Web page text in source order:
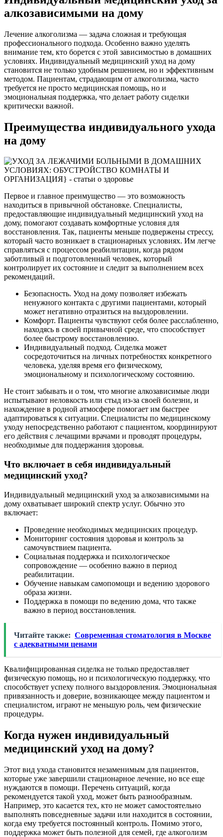
алкозависимыми на дому
Лечение алкоголизма — задача сложная и требующая
профессионального подхода. Особенно важно уделять
внимание тем, кто борется с этой зависимостью в домашних
условиях. Индивидуальный медицинский уход на дому
становится не только удобным решением, но и эффективным
методом. Пациентам, страдающим от алкоголизма, часто
требуется не просто медицинская помощь, но и
эмоциональная поддержка, что делает работу сиделки
критически важной.
Преимущества индивидуального ухода
на дому
Первое и главное преимущество — это возможность
находиться в привычной обстановке. Специалисты,
предоставляющие индивидуальный медицинский уход на
дому, помогают создавать комфортные условия для
восстановления. Так, пациенты меньше подвержены стрессу,
который часто возникает в стационарных условиях. Им легче
справляться с процессом реабилитации, когда рядом
заботливый и подготовленный человек, который
контролирует их состояние и следит за выполнением всех
рекомендаций.
Безопасность. Уход на дому позволяет избежать
ненужного контакта с другими пациентами, который
может негативно отразиться на выздоровлении.
Комфорт. Пациенты чувствуют себя более расслабленно,
находясь в своей привычной среде, что способствует
более быстрому восстановлению.
Индивидуальный подход. Сиделка может
сосредоточиться на личных потребностях конкретного
человека, уделяя время его физическому,
эмоциональному и психологическому состоянию.
Не стоит забывать и о том, что многие алкозависимые люди
испытывают неловкость или стыд из-за своей болезни, и
нахождение в родной атмосфере помогает им быстрее
адаптироваться к ситуации. Специалисты по медицинскому
уходу непосредственно работают с пациентом, координируют
его действия с лечащими врачами и проводят процедуры,
необходимые для поддержания здоровья.
Что включает в себя индивидуальный
медицинский уход?
Индивидуальный медицинский уход за алкозависимыми на
дому охватывает широкий спектр услуг. Обычно это
включает:
Проведение необходимых медицинских процедур.
Мониторинг состояния здоровья и контроль за
самочувствием пациента.
Социальная поддержка и психологическое
сопровождение — особенно важно в период
реабилитации.
Обучение навыкам самопомощи и ведению здорового
образа жизни.
Поддержка в помощи по ведению дома, что также
важно в период восстановления.
Читайте также: Современная стоматология в Москве
с адекватными ценами
Квалифицированная сиделка не только предоставляет
физическую помощь, но и психологическую поддержку, что
способствует успеху полного выздоровления. Эмоциональная
привязанность и доверие, возникающее между пациентом и
специалистом, играют не меньшую роль, чем физические
процедуры.
Когда нужен индивидуальный
медицинский уход на дому?
Этот вид ухода становится незаменимым для пациентов,
которые уже завершили стационарное лечение, но все еще
нуждаются в помощи. Перечень ситуаций, когда
рекомендуется такой уход, может быть разнообразным.
Например, это касается тех, кто не может самостоятельно
выполнять повседневные задачи или находится в состоянии,
когда ему требуется постоянный контроль. Помимо этого,
поддержка может быть полезной для семей, где алкоголизм